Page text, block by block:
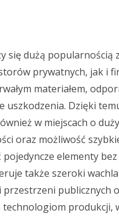
się dużą popularnością
prywatnych, jak i
materiałem,
uszkodzenia. Dzięki
w miejscach o
oraz możliwość
elementy
także szeroki
publicznych
produkcji,